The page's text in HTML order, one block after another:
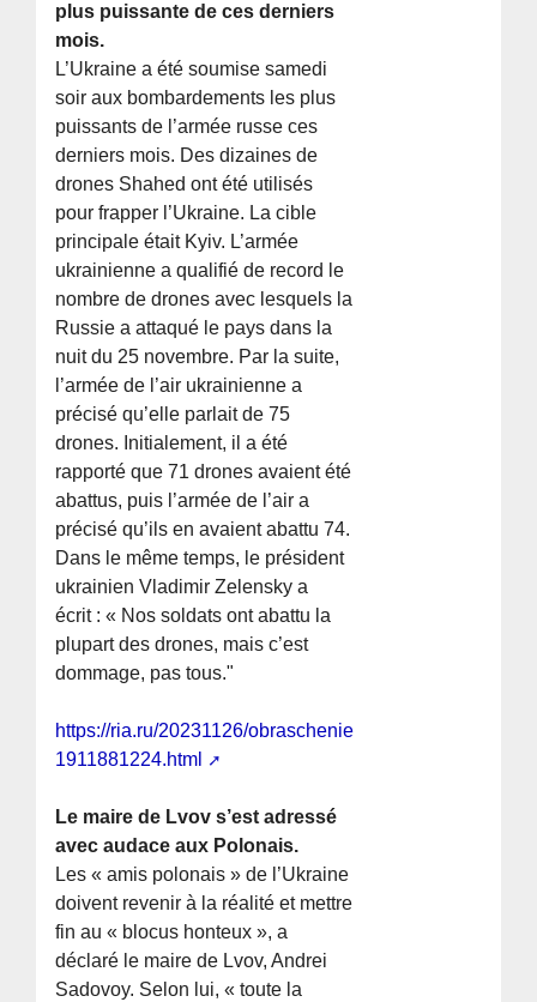
plus puissante de ces derniers
mois.
L’Ukraine a été soumise samedi
soir aux bombardements les plus
puissants de l’armée russe ces
derniers mois. Des dizaines de
drones Shahed ont été utilisés
pour frapper l’Ukraine. La cible
principale était Kyiv. L’armée
ukrainienne a qualifié de record le
nombre de drones avec lesquels la
Russie a attaqué le pays dans la
nuit du 25 novembre. Par la suite,
l’armée de l’air ukrainienne a
précisé qu’elle parlait de 75
drones. Initialement, il a été
rapporté que 71 drones avaient été
abattus, puis l’armée de l’air a
précisé qu’ils en avaient abattu 74.
Dans le même temps, le président
ukrainien Vladimir Zelensky a
écrit : « Nos soldats ont abattu la
plupart des drones, mais c’est
dommage, pas tous."
https://ria.ru/20231126/obraschenie-
1911881224.html
Le maire de Lvov s’est adressé
avec audace aux Polonais.
Les « amis polonais » de l’Ukraine
doivent revenir à la réalité et mettre
fin au « blocus honteux », a
déclaré le maire de Lvov, Andrei
Sadovoy. Selon lui, « toute la